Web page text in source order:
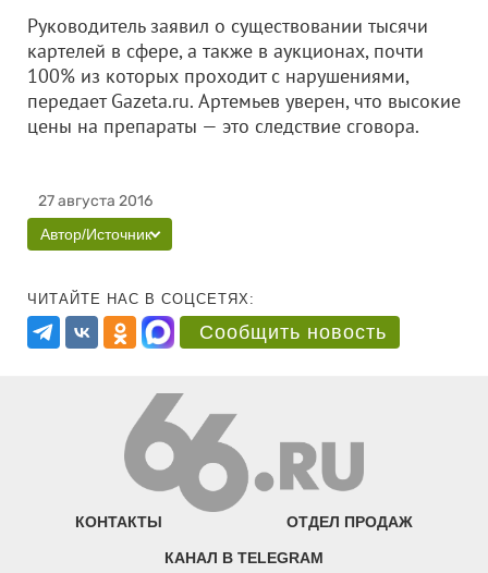
Руководитель заявил о существовании тысячи
картелей в сфере, а также в аукционах, почти
100% из которых проходит с нарушениями,
передает Gazeta.ru. Артемьев уверен, что высокие
цены на препараты — это следствие сговора.
27 августа 2016
Автор/Источник
ЧИТАЙТЕ НАС В СОЦСЕТЯХ:
Сообщить новость
КОНТАКТЫ ОТДЕЛ ПРОДАЖ
КАНАЛ В TELEGRAM